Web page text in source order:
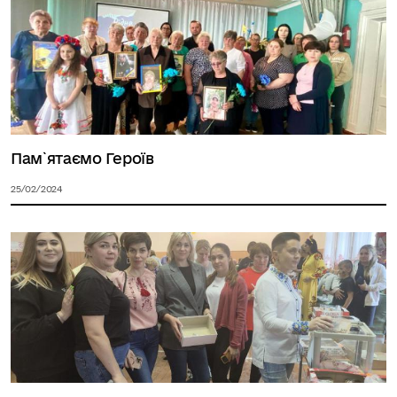
Пам`ятаємо Героїв
25/02/2024